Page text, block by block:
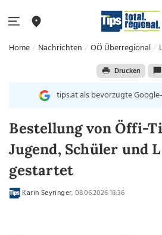
Home Nachrichten OÖ Überregional
Drucken
tips.at als bevorzugte
Bestellung von Öffi-
Jugend, Schüler und
gestartet
Karin Seyringer, 08.06.2026 18:36